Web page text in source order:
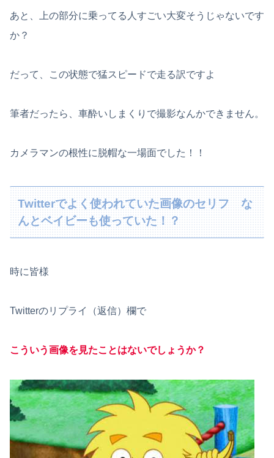
あと、上の部分に乗ってる人すごい大変そうじゃないです
か？
だって、この状態で猛スピードで走る訳ですよ
筆者だったら、車酔いしまくりで撮影なんかできません。
カメラマンの根性に脱帽な一場面でした！！
Twitterでよく使われていた画像のセリフ な
んとベイビーも使っていた！？
時に皆様
Twitterのリプライ（返信）欄で
こういう画像を見たことはないでしょうか？